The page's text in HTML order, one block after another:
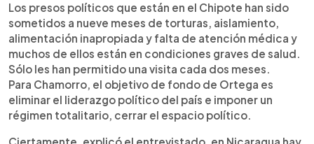
Los presos políticos que están en el Chipote han sido
sometidos a nueve meses de torturas, aislamiento,
alimentación inapropiada y falta de atención médica y
muchos de ellos están en condiciones graves de salud.
Sólo les han permitido una visita cada dos meses.
Para Chamorro, el objetivo de fondo de Ortega es
eliminar el liderazgo político del país e imponer un
régimen totalitario, cerrar el espacio político.